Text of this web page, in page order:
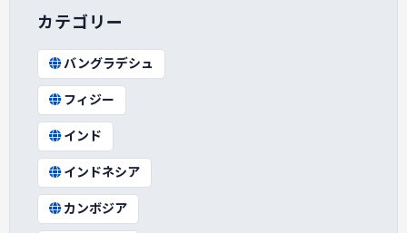
カテゴリー
バングラデシュ
フィジー
インド
インドネシア
カンボジア